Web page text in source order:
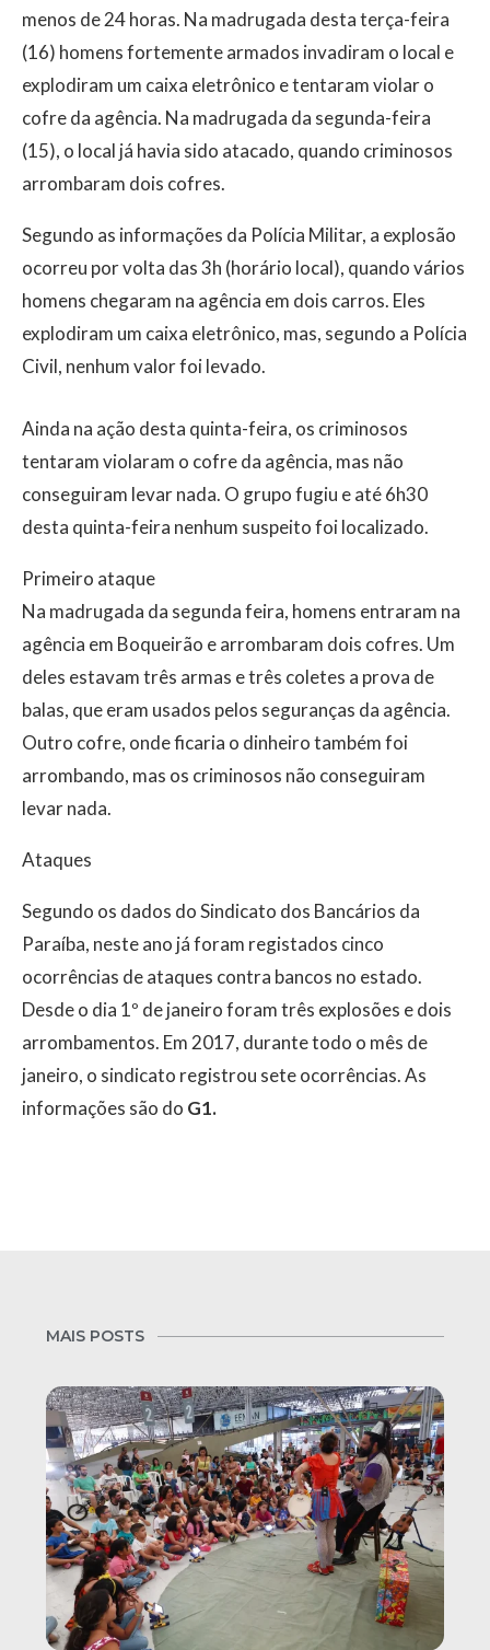
menos de 24 horas. Na madrugada desta terça-feira
(16) homens fortemente armados invadiram o local e
explodiram um caixa eletrônico e tentaram violar o
cofre da agência. Na madrugada da segunda-feira
(15), o local já havia sido atacado, quando criminosos
arrombaram dois cofres.
Segundo as informações da Polícia Militar, a explosão
ocorreu por volta das 3h (horário local), quando vários
homens chegaram na agência em dois carros. Eles
explodiram um caixa eletrônico, mas, segundo a Polícia
Civil, nenhum valor foi levado.
Ainda na ação desta quinta-feira, os criminosos
tentaram violaram o cofre da agência, mas não
conseguiram levar nada. O grupo fugiu e até 6h30
desta quinta-feira nenhum suspeito foi localizado.
Primeiro ataque
Na madrugada da segunda feira, homens entraram na
agência em Boqueirão e arrombaram dois cofres. Um
deles estavam três armas e três coletes a prova de
balas, que eram usados pelos seguranças da agência.
Outro cofre, onde ficaria o dinheiro também foi
arrombando, mas os criminosos não conseguiram
levar nada.
Ataques
Segundo os dados do Sindicato dos Bancários da
Paraíba, neste ano já foram registados cinco
ocorrências de ataques contra bancos no estado.
Desde o dia 1º de janeiro foram três explosões e dois
arrombamentos. Em 2017, durante todo o mês de
janeiro, o sindicato registrou sete ocorrências. As
informações são do G1.
MAIS POSTS